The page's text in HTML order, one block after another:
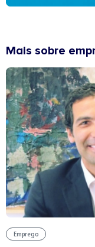
Mais sobre
Emprego